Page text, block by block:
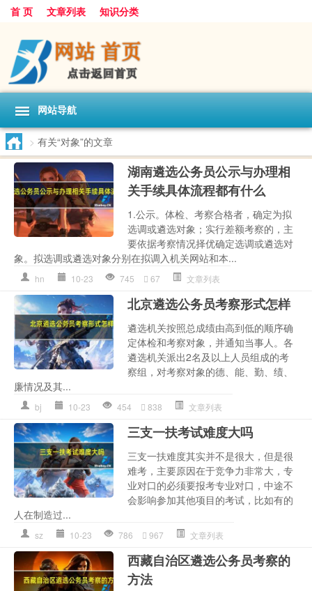
首 页 文章列表 知识分类
网站导航
> 有关“对象”的文章
湖南遴选公务员公示与办理相
关手续具体流程都有什么
1.公示。体检、考察合格者，确定为拟
选调或遴选对象；实行差额考察的，主
要依据考察情况择优确定选调或遴选对
象。拟选调或遴选对象分别在拟调入机关网站和本...
hn 10-23 745 67 文章列表
北京遴选公务员考察形式怎样
遴选机关按照总成绩由高到低的顺序确
定体检和考察对象，并通知当事人。各
遴选机关派出2名及以上人员组成的考
察组，对考察对象的德、能、勤、绩、
廉情况及其...
bj 10-23 454 838 文章列表
三支一扶考试难度大吗
三支一扶难度其实并不是很大，但是很
难考，主要原因在于竞争力非常大，专
业对口的必须要报考专业对口，中途不
会影响参加其他项目的考试，比如有的
人在制造过...
sz 10-23 786 967 文章列表
西藏自治区遴选公务员考察的
方法